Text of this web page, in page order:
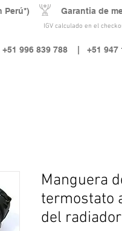
IGV calculado en el
996 839 788 | +51 947
en Perú*) Garantia de
Manguera
termostato
del radiador